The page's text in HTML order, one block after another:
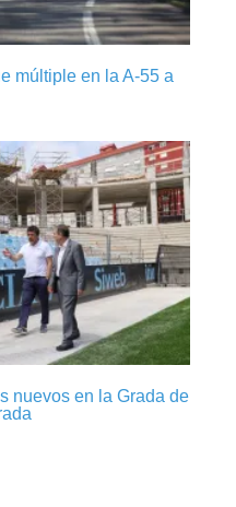
múltiple en la A-55 a
nuevos en la Grada de